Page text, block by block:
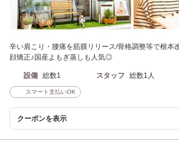
辛い肩こり・腰痛を筋膜リリース/骨格調整等で根本
顔矯正♪国産よもぎ蒸しも人気◎
設備 総数1 スタッフ 総数1人
スマート支払いOK
クーポンを表示